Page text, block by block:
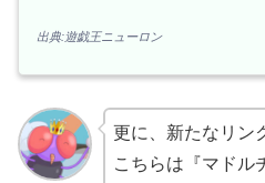
出典:遊戯王ニューロン
更に、新たなリン
こちらは『マドル